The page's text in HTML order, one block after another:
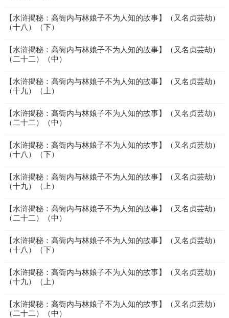
【水浒揭秘：高衙内与林娘子不为人知的故事】（又名贞芸劫）
（十八）（下）
【水浒揭秘：高衙内与林娘子不为人知的故事】（又名贞芸劫）
（二十二）（中）
【水浒揭秘：高衙内与林娘子不为人知的故事】（又名贞芸劫）
（十九）（上）
【水浒揭秘：高衙内与林娘子不为人知的故事】（又名贞芸劫）
（二十二）（中）
【水浒揭秘：高衙内与林娘子不为人知的故事】（又名贞芸劫）
（十八）（下）
【水浒揭秘：高衙内与林娘子不为人知的故事】（又名贞芸劫）
（十九）（上）
【水浒揭秘：高衙内与林娘子不为人知的故事】（又名贞芸劫）
（二十二）（中）
【水浒揭秘：高衙内与林娘子不为人知的故事】（又名贞芸劫）
（十八）（下）
【水浒揭秘：高衙内与林娘子不为人知的故事】（又名贞芸劫）
（十九）（上）
【水浒揭秘：高衙内与林娘子不为人知的故事】（又名贞芸劫）
（二十二）（中）